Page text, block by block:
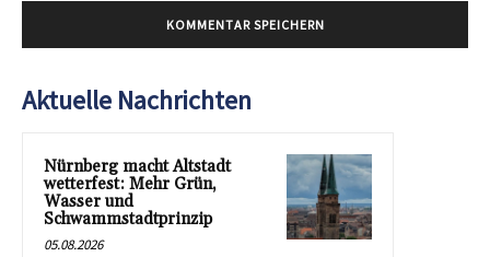
Aktuelle Nachrichten
Nürnberg macht Altstadt
wetterfest: Mehr Grün,
Wasser und
Schwammstadtprinzip
05.08.2026